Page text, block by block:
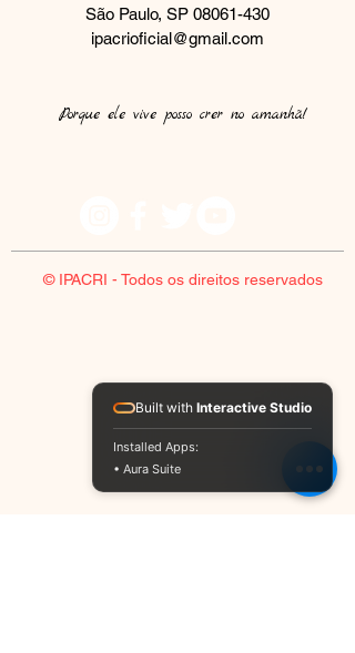
São Paulo, SP 08061-430
ipacrioficial@gmail.com
Porque ele vive posso crer no amanhã!​
© IPACRI - Todos os direitos reservados
Built with Interactive Studio
Installed Apps:
• Aura Suite